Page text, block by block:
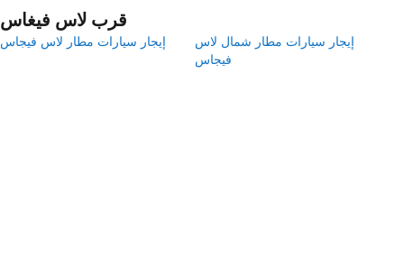
قرب لاس فيغاس
إيجار سيارات مطار لاس فيجاس
إيجار سيارات مطار شمال لاس
فيجاس